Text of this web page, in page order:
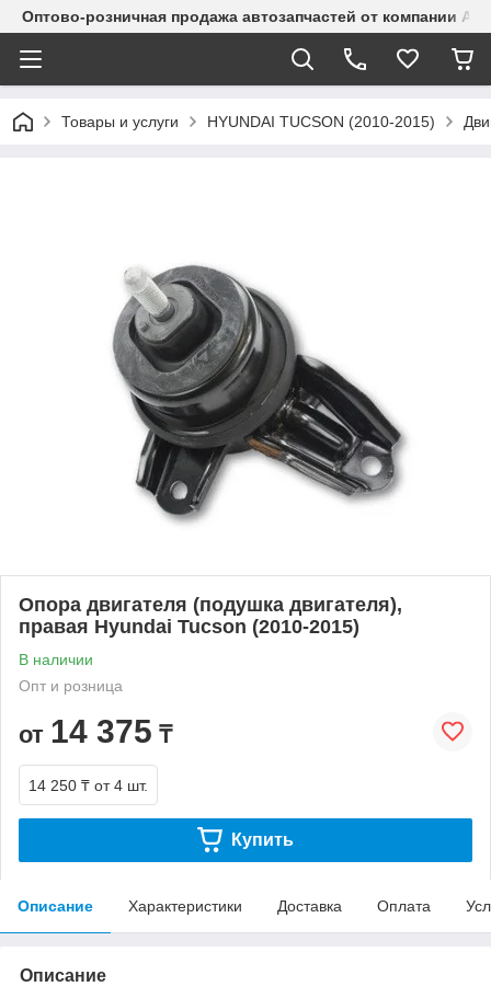
Оптово-розничная продажа автозапчастей от компании
Товары и услуги HYUNDAI TUCSON (2010-2015)
Опора двигателя (подушка двигателя),
правая Hyundai Tucson (2010-2015)
В наличии
Опт и розница
от 14 375 ₸
14 250 ₸ от 4 шт.
Купить
Описание Характеристики Доставка Оплата
Описание